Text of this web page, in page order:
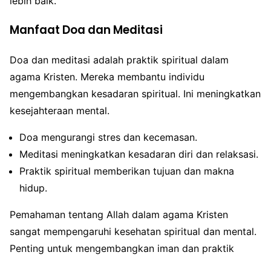
Manfaat Doa dan Meditasi
Doa dan meditasi adalah praktik spiritual dalam
agama Kristen. Mereka membantu individu
mengembangkan kesadaran spiritual. Ini meningkatkan
kesejahteraan mental.
Doa mengurangi stres dan kecemasan.
Meditasi meningkatkan kesadaran diri dan relaksasi.
Praktik spiritual memberikan tujuan dan makna
hidup.
Pemahaman tentang Allah dalam agama Kristen
sangat mempengaruhi kesehatan spiritual dan mental.
Penting untuk mengembangkan iman dan praktik